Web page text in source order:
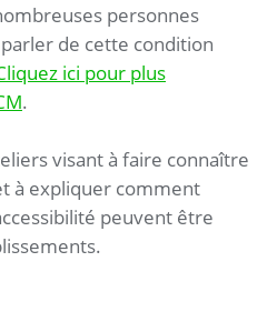
personnes
de cette condition
ici pour plus
.
visant à faire connaître
à expliquer comment
peuvent être